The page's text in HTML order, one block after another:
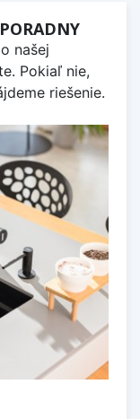
našej
Pokiaľ nie,
riešenie.